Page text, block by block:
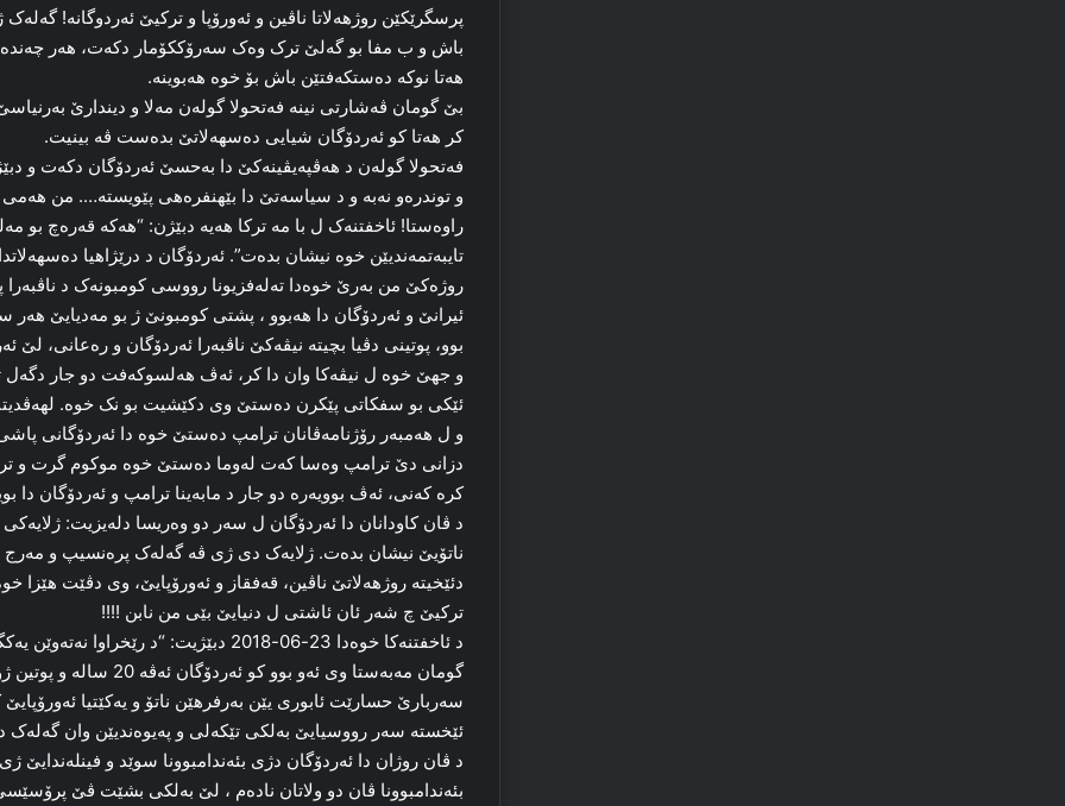
پرسگرێکێن روژهەلاتا ناڤین و ئەورۆپا و ترکیێ ئەردوگانە!
باش و ب مفا بو گەلێ ترک وەک سەرۆککۆمار دکەت، هەر
هەتا نوکە دەستکەفتێن باش بۆ خوە هەبوینە.
بێ گومان ڤەشارتی نینە فەتحولا گولەن مەلا و دیندارێ
کر هەتا کو ئەردۆگان شیایی دەسهەلاتێ بدەست ڤە بینیت.
فەتحولا گولەن د هەڤپەیڤینەکێ دا بەحسێ ئەردۆگان دکەت و
و توندرەو نەبە و د سیاسەتێ دا بێهنفرەهی پێویستە…. من
راوەستا! ئاخفتنەک ل با مە ترکا هەیە دبێژن: “هەکە قەرەچ
تایبەتمەندیێن خوە نیشان بدەت”. ئەردۆگان د درێژاهیا
روژەکێ من بەرێ خوەدا تەلەفزیونا رووسی کومبونەک د
ئیرانێ و ئەردۆگان دا هەبوو ، پشتی کومبونێ ژ بو مەدیایێ
بوو، پوتینی دڤیا بچیتە نیڤەکێ ناڤبەرا ئەردۆگان و رەعانی،
و جهێ خوە ل نیڤەکا وان دا کر، ئەڤ هەلسوکەفت دو جار
ئێکی بو سفکاتی پێکرن دەستێ وی دکێشیت بو نک خوە.
و ل هەمبەر رۆژنامەڤانان ترامپ دەستێ خوە دا ئەردۆگانی
دزانی دێ ترامپ وەسا کەت لەوما دەستێ خوە موکوم گرت و
کرە کەنی، ئەڤ بوویەرە دو جار د مابەینا ترامپ و ئەردۆگان دا
د ڤان کاودانان دا ئەردۆگان ل سەر دو وەریسا دلەیزیت:
ناتۆیێ نیشان بدەت. ژلایەک دی ژی ڤە گەلەک پرەنسیپ و مەرج
دئێخیتە روژهەلاتێ ناڤین، قەفقاز و ئەورۆپایێ، وی دڤێت هێزا
ترکیێ چ شەر ئان ئاشتی ل دنیایێ بێی من نابن !!!!
د ئاخفتنەکا خوەدا 23-06-2018 دبێژیت: “د
گومان مەبەستا وی ئەو بوو کو ئەردۆگان ئەڤە 20 سالە و پوتین ژوی 23 سالە ددەستهەلاتێ دانە.
سەربارێ حسارێت ئابوری یێن بەرفرهێن ناتۆ و یەکێتیا
ئێخستە سەر رووسیایێ بەلکی تێکەلی و پەیوەندیێن وان گەلەک
د ڤان روژان دا ئەردۆگان دژی بئەندامبوونا سوێد و فینلەندایێ
بئەندامبوونا ڤان دو ولاتان نادەم ، لێ بەلکی بشێت ڤێ